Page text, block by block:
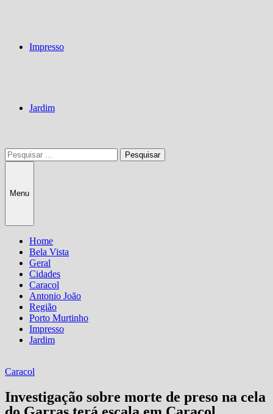
Impresso
Jardim
Pesquisar
por:
Menu
Home
Bela Vista
Geral
Cidades
Caracol
Antonio João
Região
Porto Murtinho
Impresso
Jardim
Caracol
Investigação sobre morte de preso na cela